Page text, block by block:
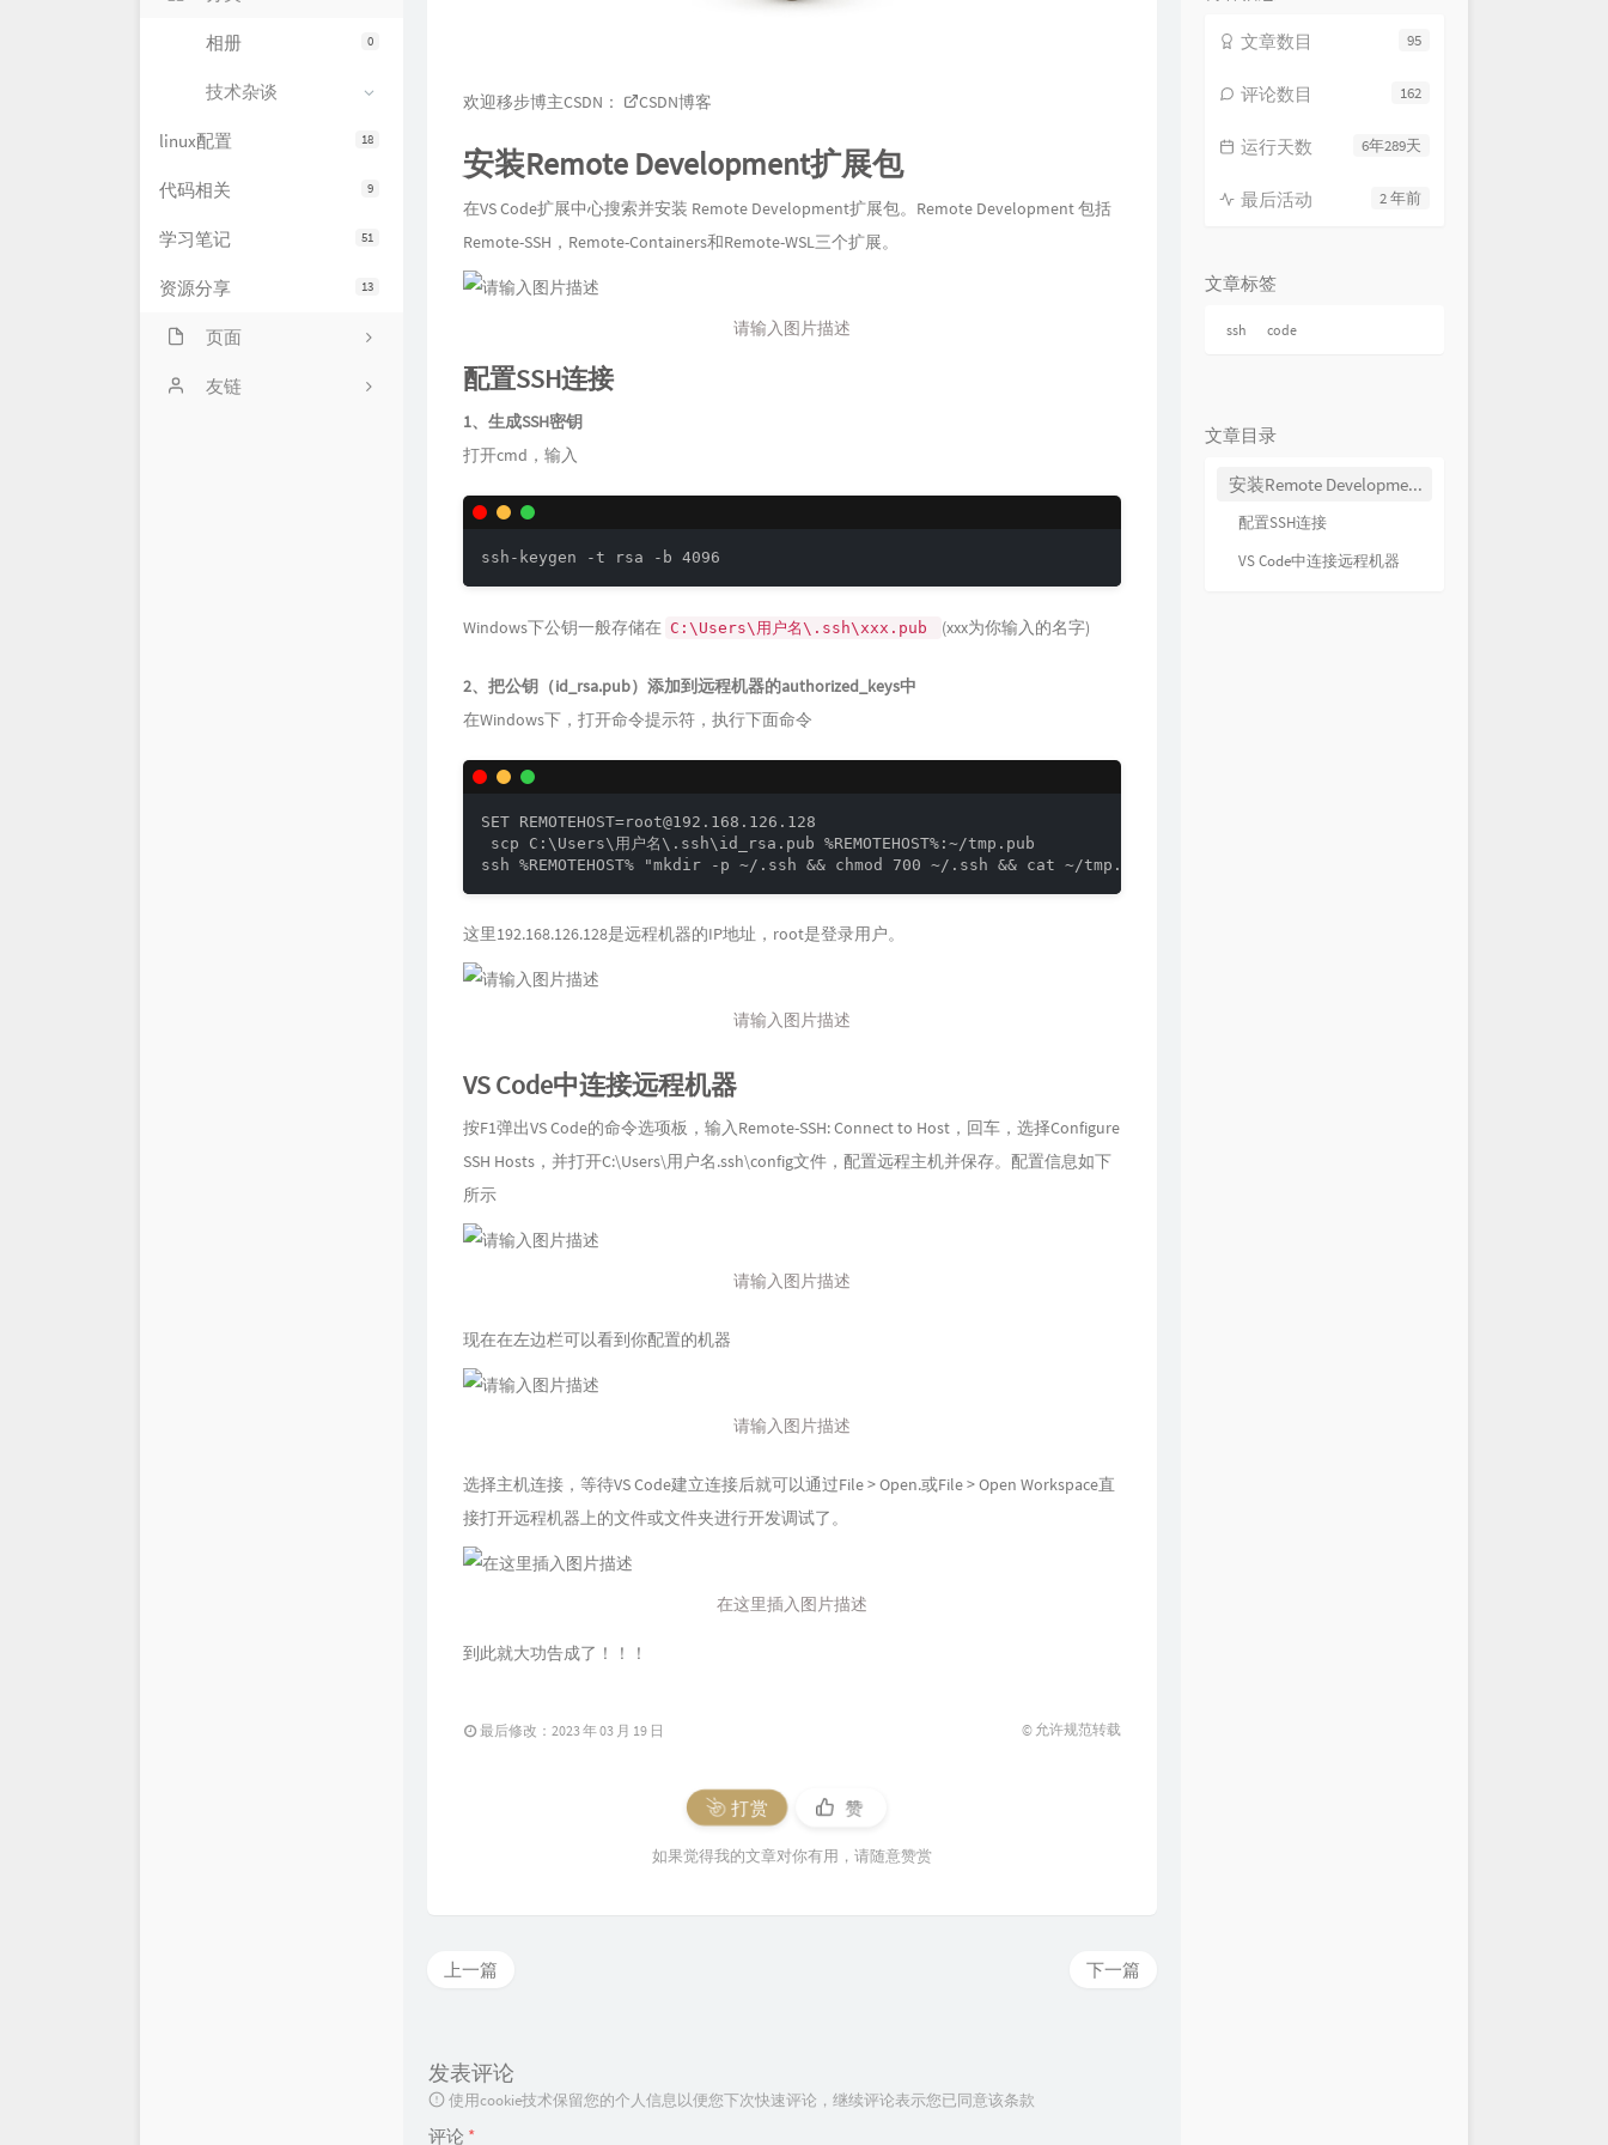
0
相册
技术杂谈
18
linux配置
9
代码相关
51
学习笔记
13
资源分享
页面
网站状态
友链
欢迎移步博主CSDN： CSDN博客
安装Remote Development扩展包
在VS Code扩展中心搜索并安装 Remote Development扩展包。Remote Development 包括
Remote-SSH，Remote-Containers和Remote-WSL三个扩展。
请输入图片描述
配置SSH连接
1、生成SSH密钥
打开cmd，输入
ssh-keygen -t rsa -b 4096
Windows下公钥一般存储在 C:\Users\用户名\.ssh\xxx.pub (xxx为你输入的名字)
2、把公钥（id_rsa.pub）添加到远程机器的authorized_keys中
在Windows下，打开命令提示符，执行下面命令
SET REMOTEHOST=root@192.168.126.128
scp C:\Users\用户名\.ssh\id_rsa.pub %REMOTEHOST%:~/tmp.pub
ssh %REMOTEHOST% "mkdir -p ~/.ssh && chmod 700 ~/.ssh && cat ~/tmp.pub >> ~/.ssh/authorized_keys && chmod 600 ~/
这里192.168.126.128是远程机器的IP地址，root是登录用户。
请输入图片描述
VS Code中连接远程机器
按F1弹出VS Code的命令选项板，输入Remote-SSH: Connect to Host，回车，选择Configure
SSH Hosts，并打开C:\Users\用户名.ssh\config文件，配置远程主机并保存。配置信息如下
所示
请输入图片描述
现在在左边栏可以看到你配置的机器
请输入图片描述
选择主机连接，等待VS Code建立连接后就可以通过File > Open.或File > Open Workspace直
接打开远程机器上的文件或文件夹进行开发调试了。
在这里插入图片描述
到此就大功告成了！！！
最后修改：2023 年 03 月 19 日 © 允许规范转载
打赏 赞
如果觉得我的文章对你有用，请随意赞赏
下一篇
上一篇
发表评论
使用cookie技术保留您的个人信息以便您下次快速评论，继续评论表示您已同意该条款
评论 *
95
文章数目
162
评论数目
6年289天
运行天数
2 年前
最后活动
文章标签
ssh code
文章目录
安装Remote Development扩展包
配置SSH连接
VS Code中连接远程机器